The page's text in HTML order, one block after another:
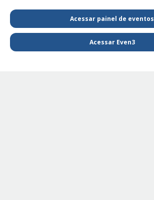
PE Projeto de Reabilitação Funcional
Acessar painel de eventos
Acessar Even3